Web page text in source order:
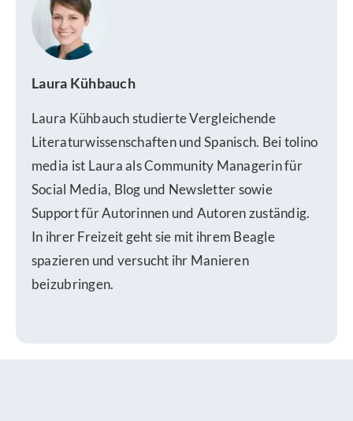
Laura Kühbauch
Laura Kühbauch studierte Vergleichende
Literaturwissenschaften und Spanisch. Bei tolino
media ist Laura als Community Managerin für
Social Media, Blog und Newsletter sowie
Support für Autorinnen und Autoren zuständig.
In ihrer Freizeit geht sie mit ihrem Beagle
spazieren und versucht ihr Manieren
beizubringen.